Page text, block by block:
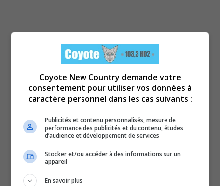
Coyote New Country demande votre
consentement pour utiliser vos données à
caractère personnel dans les cas suivants :
Publicités et contenu personnalisés, mesure de
performance des publicités et du contenu, études
d’audience et développement de services
Stocker et/ou accéder à des informations sur un
appareil
En savoir plus